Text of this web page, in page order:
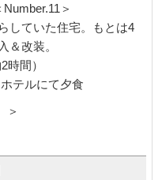
＞
していた住宅。もとは4
＆改装。
間）
テルにて夕食
＞